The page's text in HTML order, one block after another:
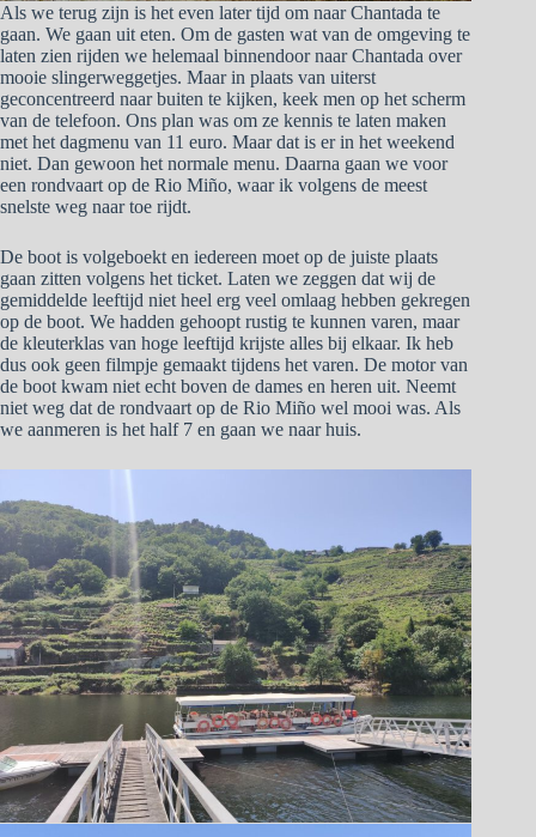
Als we terug zijn is het even later tijd om naar Chantada te
gaan. We gaan uit eten. Om de gasten wat van de omgeving te
laten zien rijden we helemaal binnendoor naar Chantada over
mooie slingerweggetjes. Maar in plaats van uiterst
geconcentreerd naar buiten te kijken, keek men op het scherm
van de telefoon. Ons plan was om ze kennis te laten maken
met het dagmenu van 11 euro. Maar dat is er in het weekend
niet. Dan gewoon het normale menu. Daarna gaan we voor
een rondvaart op de Rio Miño, waar ik volgens de meest
snelste weg naar toe rijdt.
De boot is volgeboekt en iedereen moet op de juiste plaats
gaan zitten volgens het ticket. Laten we zeggen dat wij de
gemiddelde leeftijd niet heel erg veel omlaag hebben gekregen
op de boot. We hadden gehoopt rustig te kunnen varen, maar
de kleuterklas van hoge leeftijd krijste alles bij elkaar. Ik heb
dus ook geen filmpje gemaakt tijdens het varen. De motor van
de boot kwam niet echt boven de dames en heren uit. Neemt
niet weg dat de rondvaart op de Rio Miño wel mooi was. Als
we aanmeren is het half 7 en gaan we naar huis.